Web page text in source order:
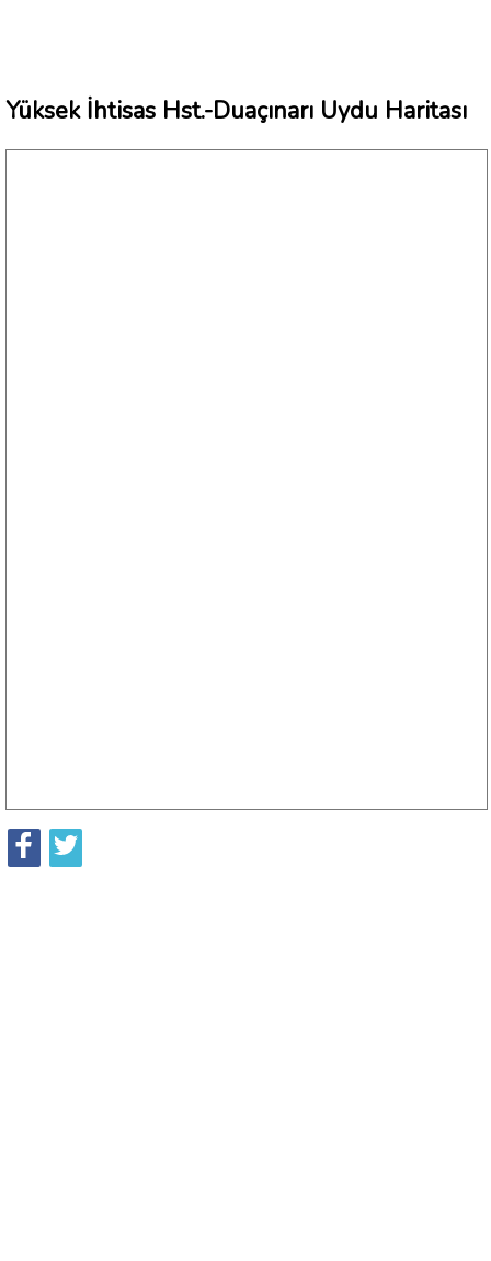
Yüksek İhtisas Hst.-Duaçınarı Uydu Haritası